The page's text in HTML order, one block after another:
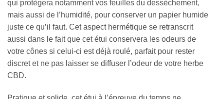
qui protègera notamment vos feuilles du dessèchement,
mais aussi de l’humidité, pour conserver un papier humide
juste ce qu’il faut. Cet aspect hermétique se retranscrit
aussi dans le fait que cet étui conservera les odeurs de
votre cônes si celui-ci est déjà roulé, parfait pour rester
discret et ne pas laisser se diffuser l’odeur de votre herbe
CBD.